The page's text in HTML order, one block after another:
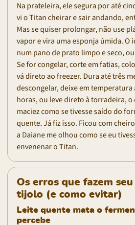
Na prateleira, ele segura por até
vi o Titan cheirar e sair andando,
Mas se quiser prolongar, não use
vapor e vira uma esponja úmida. O
num pano de prato limpo e seco,
Se for congelar, corte em fatias,
vá direto ao freezer. Dura até três
descongelar, deixe em
horas, ou leve direto à torradeira, o
maciez como se tivesse saído do
quente. Já fiz isso. Ficou com
a Daiane me olhou como se eu
envenenar o Titan.
Os erros que fazem
tijolo (e como evitar)
Leite quente mata o
percebe